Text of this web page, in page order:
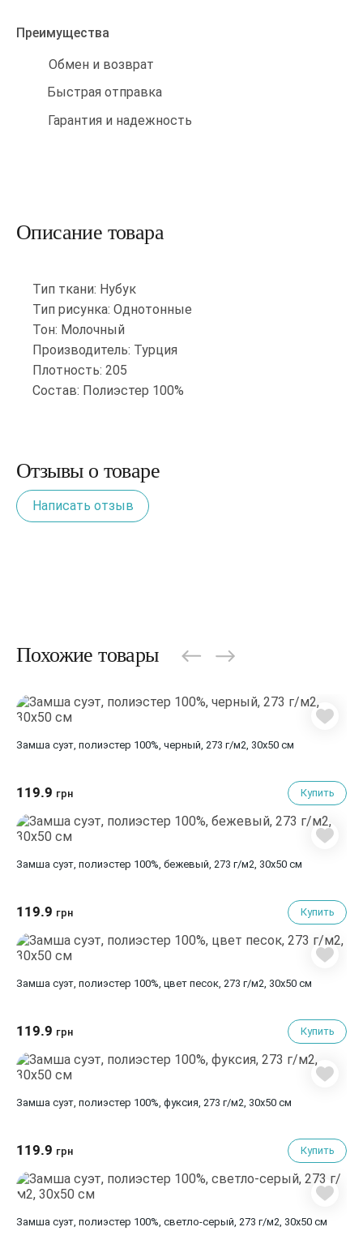
Преимущества
Обмен и возврат
Быстрая отправка
Гарантия и надежность
Описание товара
Тип ткани: Нубук
Тип рисунка: Однотонные
Тон: Молочный
Производитель: Турция
Плотность: 205
Состав: Полиэстер 100%
Отзывы о товаре
Написать отзыв
Похожие товары
Замша суэт, полиэстер 100%, черный, 273 г/м2, 30х50 см
119.9 грн Купить
Замша суэт, полиэстер 100%, бежевый, 273 г/м2, 30х50 см
119.9 грн Купить
Замша суэт, полиэстер 100%, цвет песок, 273 г/м2, 30х50 см
119.9 грн Купить
Замша суэт, полиэстер 100%, фуксия, 273 г/м2, 30х50 см
119.9 грн Купить
Замша суэт, полиэстер 100%, светло-серый, 273 г/м2, 30х50 см